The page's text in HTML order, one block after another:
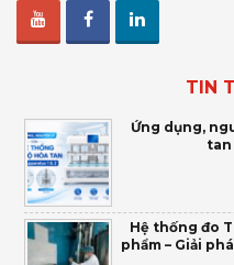
TIN
Ứng dụng,
tan
Hệ thống đo
phẩm – Giải